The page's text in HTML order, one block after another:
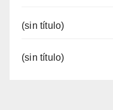
(sin título)
(sin título)